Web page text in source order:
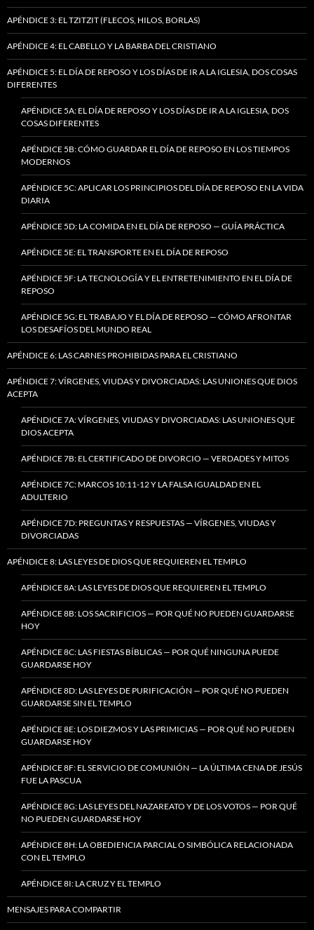
APÉNDICE 3: EL TZITZIT (FLECOS, HILOS, BORLAS)
APÉNDICE 4: EL CABELLO Y LA BARBA DEL CRISTIANO
APÉNDICE 5: EL DÍA DE REPOSO Y LOS DÍAS DE IR A LA IGLESIA, DOS COSAS
DIFERENTES
APÉNDICE 5A: EL DÍA DE REPOSO Y LOS DÍAS DE IR A LA IGLESIA, DOS
COSAS DIFERENTES
APÉNDICE 5B: CÓMO GUARDAR EL DÍA DE REPOSO EN LOS TIEMPOS
MODERNOS
APÉNDICE 5C: APLICAR LOS PRINCIPIOS DEL DÍA DE REPOSO EN LA VIDA
DIARIA
APÉNDICE 5D: LA COMIDA EN EL DÍA DE REPOSO — GUÍA PRÁCTICA
APÉNDICE 5E: EL TRANSPORTE EN EL DÍA DE REPOSO
APÉNDICE 5F: LA TECNOLOGÍA Y EL ENTRETENIMIENTO EN EL DÍA DE
REPOSO
APÉNDICE 5G: EL TRABAJO Y EL DÍA DE REPOSO — CÓMO AFRONTAR
LOS DESAFÍOS DEL MUNDO REAL
APÉNDICE 6: LAS CARNES PROHIBIDAS PARA EL CRISTIANO
APÉNDICE 7: VÍRGENES, VIUDAS Y DIVORCIADAS: LAS UNIONES QUE DIOS
ACEPTA
APÉNDICE 7A: VÍRGENES, VIUDAS Y DIVORCIADAS: LAS UNIONES QUE
DIOS ACEPTA
APÉNDICE 7B: EL CERTIFICADO DE DIVORCIO — VERDADES Y MITOS
APÉNDICE 7C: MARCOS 10:11-12 Y LA FALSA IGUALDAD EN EL
ADULTERIO
APÉNDICE 7D: PREGUNTAS Y RESPUESTAS — VÍRGENES, VIUDAS Y
DIVORCIADAS
APÉNDICE 8: LAS LEYES DE DIOS QUE REQUIEREN EL TEMPLO
APÉNDICE 8A: LAS LEYES DE DIOS QUE REQUIEREN EL TEMPLO
APÉNDICE 8B: LOS SACRIFICIOS — POR QUÉ NO PUEDEN GUARDARSE
HOY
APÉNDICE 8C: LAS FIESTAS BÍBLICAS — POR QUÉ NINGUNA PUEDE
GUARDARSE HOY
APÉNDICE 8D: LAS LEYES DE PURIFICACIÓN — POR QUÉ NO PUEDEN
GUARDARSE SIN EL TEMPLO
APÉNDICE 8E: LOS DIEZMOS Y LAS PRIMICIAS — POR QUÉ NO PUEDEN
GUARDARSE HOY
APÉNDICE 8F: EL SERVICIO DE COMUNIÓN — LA ÚLTIMA CENA DE JESÚS
FUE LA PASCUA
APÉNDICE 8G: LAS LEYES DEL NAZAREATO Y DE LOS VOTOS — POR QUÉ
NO PUEDEN GUARDARSE HOY
APÉNDICE 8H: LA OBEDIENCIA PARCIAL O SIMBÓLICA RELACIONADA
CON EL TEMPLO
APÉNDICE 8I: LA CRUZ Y EL TEMPLO
MENSAJES PARA COMPARTIR